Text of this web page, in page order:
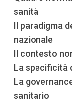
sanità
Il paradigma
nazionale
Il contesto
La specificità
La
sanitario